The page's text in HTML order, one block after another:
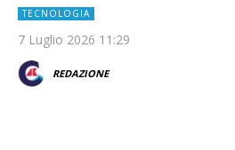
TECNOLOGIA
7 Luglio 2026 11:29
REDAZIONE